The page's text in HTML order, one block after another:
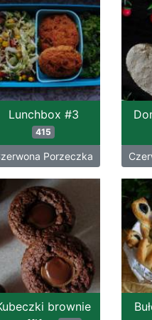
Lunchbox #3
415
Porzeczka
brownie